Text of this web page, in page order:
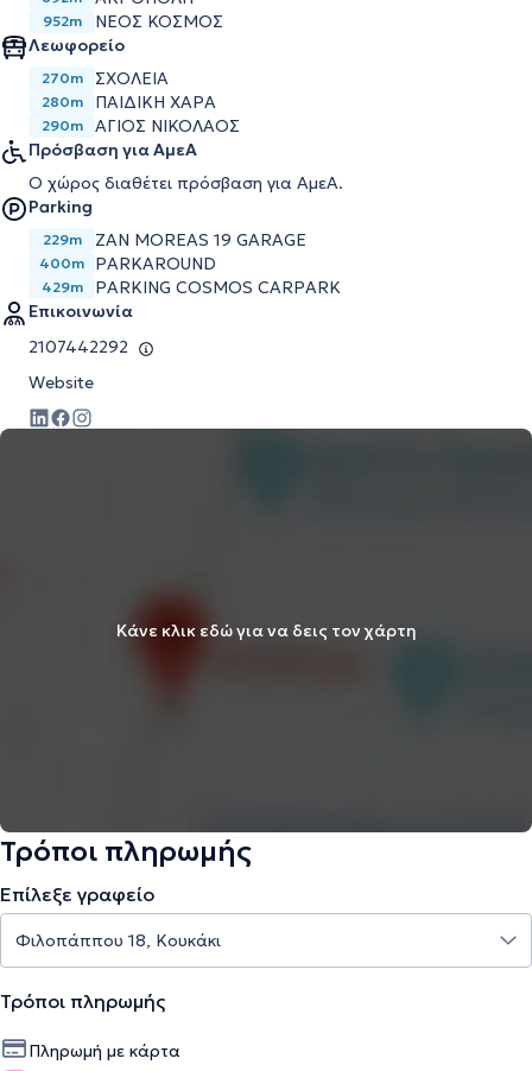
952m
ΝΕΟΣ ΚΟΣΜΟΣ
Λεωφορείο
270m ΣΧΟΛΕΙΑ
280m ΠΑΙΔΙΚΗ ΧΑΡΑ
290m
ΑΓΙΟΣ ΝΙΚΟΛΑΟΣ
Πρόσβαση για ΑμεΑ
Ο χώρος διαθέτει πρόσβαση για ΑμεΑ.
Parking
229m ZAN MOREAS 19 GARAGE
400m PARKAROUND
429m
PARKING COSMOS CARPARK
Επικοινωνία
2107442292
Website
Κάνε κλικ εδώ για να δεις τον χάρτη
Τρόποι πληρωμής
Επίλεξε γραφείο
Τρόποι πληρωμής
Πληρωμή με κάρτα